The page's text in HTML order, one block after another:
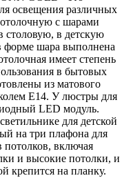
освещения различных
с шарами
столовую, в детскую
форме шара выполнена
имеет степень
в бытовых
из матового
Е14. У люстры для
LED модуль.
для детской
на три плафона для
потолков, включая
и высокие потолки, и
крепится на планку.